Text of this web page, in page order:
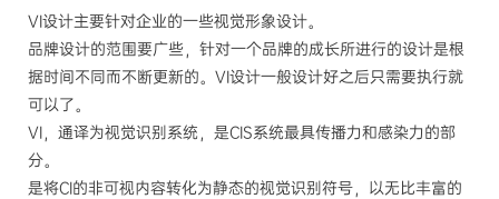
VI设计主要针对企业的一些视觉形象设计。
品牌设计的范围要广些，针对一个品牌的成长所进行的设计是根
据时间不同而不断更新的。VI设计一般设计好之后只需要执行就
可以了。
VI，通译为视觉识别系统，是CIS系统最具传播力和感染力的部
分。
是将CI的非可视内容转化为静态的视觉识别符号，以无比丰富的